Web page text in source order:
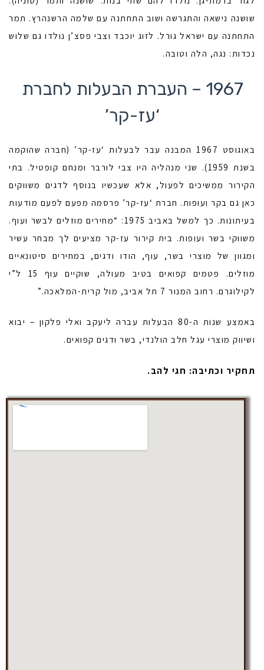
שושנה נישאה והתגרשה ושוב התחתנה עם שלמה הרשנהרץ. תמר
התחתנה עם ישראל גורל. לזוג יוכבד וצבי פסצ’ן נולדו גם שלוש
נכדות: נגה, הלה וטובה.
1967 – העברת הבעלות לחברת
‘עז-קר’
באוגוסט 1967 המבנה עבר לבעלות ‘עז-קר’ (חברה שהוקמה
בשנת 1959). שני מנהליה היו צבי לורבר ומנחם קופטיל. בתי
הקירור ממשיכים לפעול, אלא שעכשיו בנוסף לדגים משווקים
כאן גם בקר ועופות. חברת ‘עז-קר’ פרסמה מפעם לפעם מודעות
בעיתונות. כך למשל באביב 1975: “מחירים מוזלים לבשר ועוף.
משווקי בשר ועופות. בית קירור עז-קר מציעים לך מבחר עשיר
ומגוון של מוצרי בשר, עוף, הודו ודגים, במחירים סיטונאיים
מוזלים. פטמים קפואים בטיב מעולה, שוקיים עוף 15 ל”י
לקילוגרם. רחוב המנור 7 תל אביב, מול קרית-המלאכה.”
באמצע שנות ה-80 הבעלות עברה ליעקב ואלי פלקון – יבוא
ושיווק מוצרי עגל חלב הולנדי, בשר ודגים קפואים.
תחקיר וכתיבה: חגי להב.